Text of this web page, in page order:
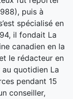
puis à
spécialisé en
il fondait La
canadien en la
le rédacteur en
quotidien La
pendant 15
conseiller,